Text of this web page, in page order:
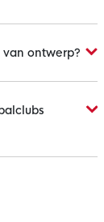
ontwerp?